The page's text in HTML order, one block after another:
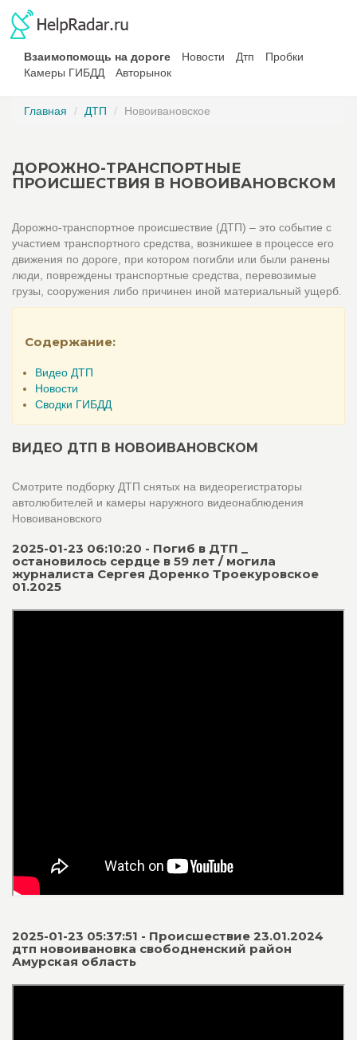
Взаимопомощь на дороге Новости Дтп
Пробки
Камеры ГИБДД
Авторынок
Главная ДТП Новоивановское
ДОРОЖНО-ТРАНСПОРТНЫЕ
ПРОИСШЕСТВИЯ В НОВОИВАНОВСКОМ
Дорожно-транспортное происшествие (ДТП) – это событие с
участием транспортного средства, возникшее в процессе его
движения по дороге, при котором погибли или были ранены
люди, повреждены транспортные средства, перевозимые
грузы, сооружения либо причинен иной материальный ущерб.
Содержание:
Видео ДТП
Новости
Сводки ГИБДД
ВИДЕО ДТП В НОВОИВАНОВСКОМ
Смотрите подборку ДТП снятых на видеорегистраторы
автолюбителей и камеры наружного видеонаблюдения
Новоивановского
2025-01-23 06:10:20 - Погиб в ДТП _
остановилось сердце в 59 лет / могила
журналиста Сергея Доренко Троекуровское
01.2025
2025-01-23 05:37:51 - Происшествие 23.01.2024
дтп новоивановка свободненский район
Амурская область